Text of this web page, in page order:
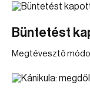
Büntetést
Megtévesztő